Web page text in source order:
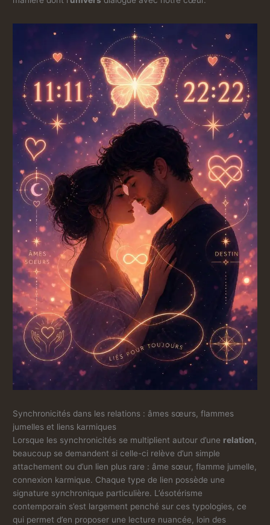
Synchronicités dans les relations : âmes sœurs, flammes
jumelles et liens karmiques
Lorsque les synchronicités se multiplient autour d’une relation
beaucoup se demandent si celle-ci relève d’un simple
attachement ou d’un lien plus rare : âme sœur, flamme jumelle,
connexion karmique. Chaque type de lien possède une
signature synchronique particulière. L’ésotérisme
contemporain s’est largement penché sur ces typologies, ce
qui permet d’en proposer une lecture nuancée, loin des